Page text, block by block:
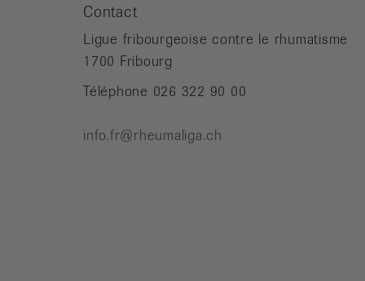
Contact
Ligue fribourgeoise contre le rhumatisme
1700 Fribourg
Téléphone 026 322 90 00
info.fr@rheumaliga.ch